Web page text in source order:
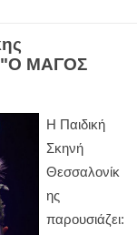
"Ο ΜΑΓΟΣ
Η Παιδική
Σκηνή
Θεσσαλονίκ
ης
παρουσιάζει: